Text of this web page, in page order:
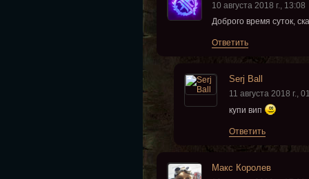
10 августа 2018 г., 13:08
Доброго время суток,
Ответить
Serj Ball
11 августа 2018 г.,
купи вип
Ответить
Макс Королев